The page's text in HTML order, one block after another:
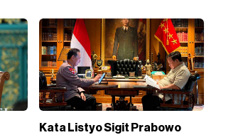
Kata Listyo Sigit Prabowo